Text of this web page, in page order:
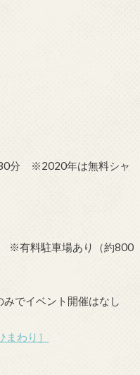
30分 ※2020年は無料シャ
※有料駐車場あり（約800
でイベント開催はなし
わり］